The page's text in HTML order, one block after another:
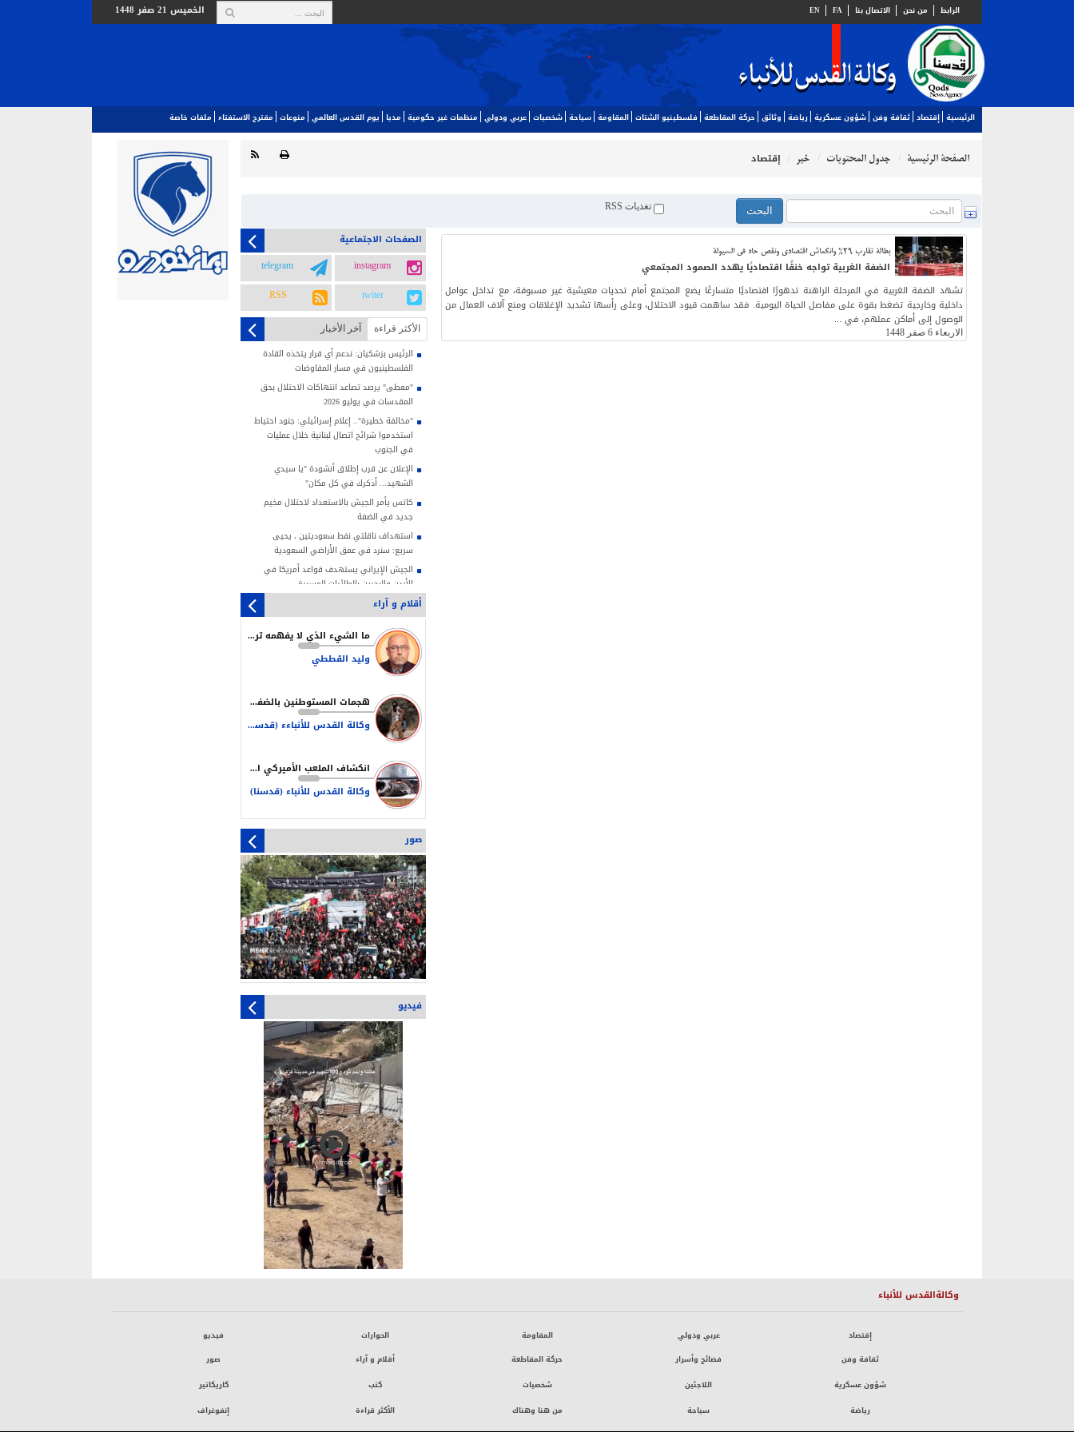
الرابط من نحن الاتصال بنا FA
EN الخميس 21 صفر 1448
الرئيسية إقتصاد ثقافة وفن شؤون عسكرية رياضة وثائق حركة المقاطعة فلسطينيو الشتات المقاومة سياحة شخصيات عربي ودولي منظمات غير حكومية مديا يوم القدس العالمي‬‎ منوعات مقترح الاستفتاء ملفات خاصة
الصفحة الرئيسية جدول المحتويات خبر إقتصاد
تغذيات RSS
بطالة تقارب 29% وانكماش اقتصادي ونقص حاد في السيولة
الضفة الغربية تواجه خنقًا اقتصاديًا يهدد الصمود المجتمعي
تشهد الضفة الغربية في المرحلة الراهنة تدهورًا اقتصاديًا متسارعًا يضع المجتمع أمام تحديات معيشية غير مسبوقة، مع تداخل عوامل
داخلية وخارجية تضغط بقوة على مفاصل الحياة اليومية. فقد ساهمت قيود الاحتلال، وعلى رأسها تشديد الإغلاقات ومنع آلاف العمال من
الوصول إلى أماكن عملهم، في ...
الاربعاء 6 صفر 1448
الصفحات الاجتماعية
instagram
telegram
twiter
RSS
الأکثر قراءة آخر الأخبار
الرئيس بزشكيان: ندعم أي قرار يتخذه القادة
الفلسطينيون في مسار المفاوضات
"معطى" يرصد تصاعد انتهاكات الاحتلال بحق
المقدسات في يوليو 2026
"مخالفة خطيرة".. إعلام إسرائيلي: جنود احتياط
استخدموا شرائح اتصال لبنانية خلال عمليات
في الجنوب
الإعلان عن قرب إطلاق أنشودة "يا سيدي
الشهيد... أذكرك في كل مكان"
كاتس يأمر الجيش بالاستعداد لاحتلال مخيم
جديد في الضفة
استهداف ناقلتي نفط سعوديتين ، يحيى
سريع: سنرد في عمق الأراضي السعودية
الجيش الإيراني يستهدف قواعد أمريكا في
الأردن والبحرين بالطائرات المسيرة
أسكتتها نيران استهداف إسرائيلي
ممداني: مذكرة توقيف نتنياهو قائمة.. لكن
صلاحياتنا القانونية محدودة
الشيخ صبري: الاحتلال يستغل الأعياد اليهودية
قاليباف: طاعة القيادة شرط أساسي لتحقيق
النصر في مواجهة العدو
قاليباف: علينا أن نكون مستعدين دائما للحرب
أقلام و آراء
ما الشيء الذي لا يفهمه ترامب وإدارته في إيران؟
وليد القططي
هجمات المستوطنين بالضفة سياسة ممنهجة لخلق بيئة تدفع نحو التهجير
وكالة القدس للأنباءء (قدسنا)
انكشاف الملعب الأميركي الأردني امام التهديف الإيراني
وكالة القدس للأنباء (قدسنا)
صور
فيديو
وكالةالقدس للأنباء
إقتصاد
ثقافة وفن
شؤون عسكرية
رياضة
عربي ودولي
فضائح وأسرار
اللاجئين
سياحة
المقاومة
حركة المقاطعة
شخصيات
من هنا وهناك
الحوارات
أقلام و آراء
كتب
الأكثر قراءة
فيديو
صور
كاريكاتير
إنفوغراف